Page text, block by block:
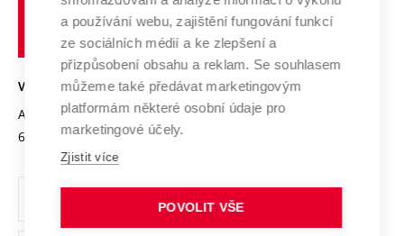
Transfer znalostí
Open Science
Projekty
Projekty ze strukturálních fondů
Specifický výzkum
Mezinárodní dohody
Univerzitní sítě
Podnikavá univerzita / ContriBUTe
Bezpečná univerzita
Vyznamenání
Organizační struktura
Ochrana osobních údajů
učení
technické
Brně
VYSOKÉ UČENÍ TECHNICKÉ V BRNĚ
Antonínská 548/1
602 00 Brno
www.vut.cz
vut@vutbr.cz
a používání webu, zajištění fungování funkcí
ze sociálních médií a ke zlepšení a
přizpůsobení obsahu a reklam. Se souhlasem
můžeme také předávat marketingovým
platformám některé osobní údaje pro
marketingové účely.
Zjistit více
POVOLIT VŠE